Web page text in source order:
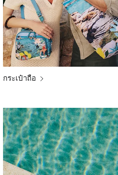
กระเป๋าถือ